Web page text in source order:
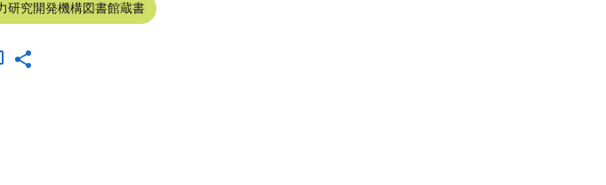
研究開発機構図書館蔵書